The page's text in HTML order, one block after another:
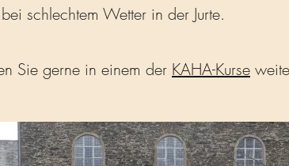
schlechtem Wetter in der Jurte.
Sie gerne in einem der KAHA-Kurse